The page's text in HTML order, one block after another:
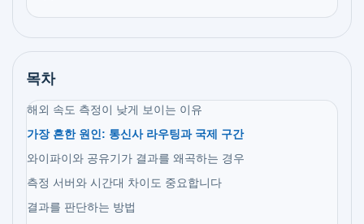
목차
해외 속도 측정이 낮게 보이는 이유
가장 흔한 원인: 통신사 라우팅과 국제 구간
와이파이와 공유기가 결과를 왜곡하는 경우
측정 서버와 시간대 차이도 중요합니다
결과를 판단하는 방법